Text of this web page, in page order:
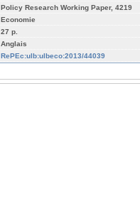
Policy Research Working Paper, 4219
Economie
27 p.
Anglais
RePEc:ulb:ulbeco:2013/44039